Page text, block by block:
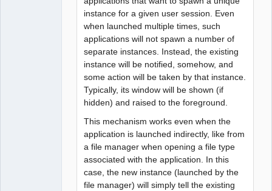
instance for a given user session. Even
when launched multiple times, such
applications will not spawn a number of
separate instances. Instead, the existing
instance will be notified, somehow, and
some action will be taken by that instance.
Typically, its window will be shown (if
hidden) and raised to the foreground.
This mechanism works even when the
application is launched indirectly, like from
a file manager when opening a file type
associated with the application. In this
case, the new instance (launched by the
file manager) will simply tell the existing